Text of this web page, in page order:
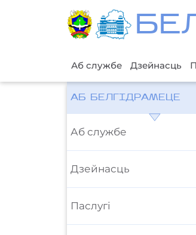
Аб службе Дзейнасць
АБ БЕЛГІДРАМЕЦЕ
Аб службе
Дзейнасць
Паслугі